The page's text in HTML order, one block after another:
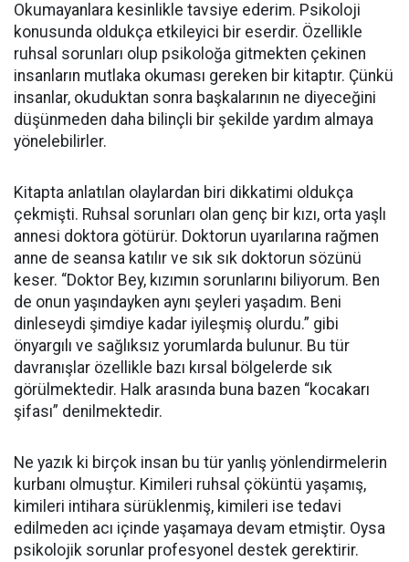
Okumayanlara kesinlikle tavsiye ederim. Psikoloji
konusunda oldukça etkileyici bir eserdir. Özellikle
ruhsal sorunları olup psikoloğa gitmekten çekinen
insanların mutlaka okuması gereken bir kitaptır. Çünkü
insanlar, okuduktan sonra başkalarının ne diyeceğini
düşünmeden daha bilinçli bir şekilde yardım almaya
yönelebilirler.
Kitapta anlatılan olaylardan biri dikkatimi oldukça
çekmişti. Ruhsal sorunları olan genç bir kızı, orta yaşlı
annesi doktora götürür. Doktorun uyarılarına rağmen
anne de seansa katılır ve sık sık doktorun sözünü
keser. “Doktor Bey, kızımın sorunlarını biliyorum. Ben
de onun yaşındayken aynı şeyleri yaşadım. Beni
dinleseydi şimdiye kadar iyileşmiş olurdu.” gibi
önyargılı ve sağlıksız yorumlarda bulunur. Bu tür
davranışlar özellikle bazı kırsal bölgelerde sık
görülmektedir. Halk arasında buna bazen “kocakarı
şifası” denilmektedir.
Ne yazık ki birçok insan bu tür yanlış yönlendirmelerin
kurbanı olmuştur. Kimileri ruhsal çöküntü yaşamış,
kimileri intihara sürüklenmiş, kimileri ise tedavi
edilmeden acı içinde yaşamaya devam etmiştir. Oysa
psikolojik sorunlar profesyonel destek gerektirir.